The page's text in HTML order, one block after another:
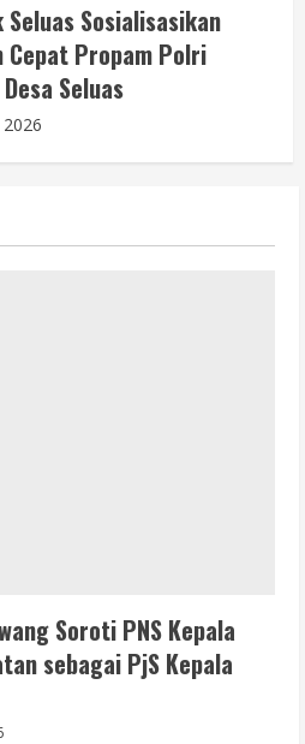
Sosialisasikan
Cepat Propam Polri
Seluas
Soroti PNS Kepala
sebagai PjS Kepala